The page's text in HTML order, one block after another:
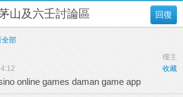
回復
山及六壬討論區
全部
樓主
收藏
online games daman game app